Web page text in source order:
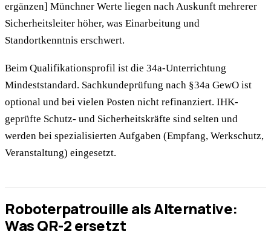
ergänzen] Münchner Werte liegen nach Auskunft mehrerer
Sicherheitsleiter höher, was Einarbeitung und
Standortkenntnis erschwert.
Beim Qualifikationsprofil ist die 34a-Unterrichtung
Mindeststandard. Sachkundeprüfung nach §34a GewO ist
optional und bei vielen Posten nicht refinanziert. IHK-
geprüfte Schutz- und Sicherheitskräfte sind selten und
werden bei spezialisierten Aufgaben (Empfang, Werkschutz,
Veranstaltung) eingesetzt.
Roboterpatrouille als Alternative:
Was QR-2 ersetzt